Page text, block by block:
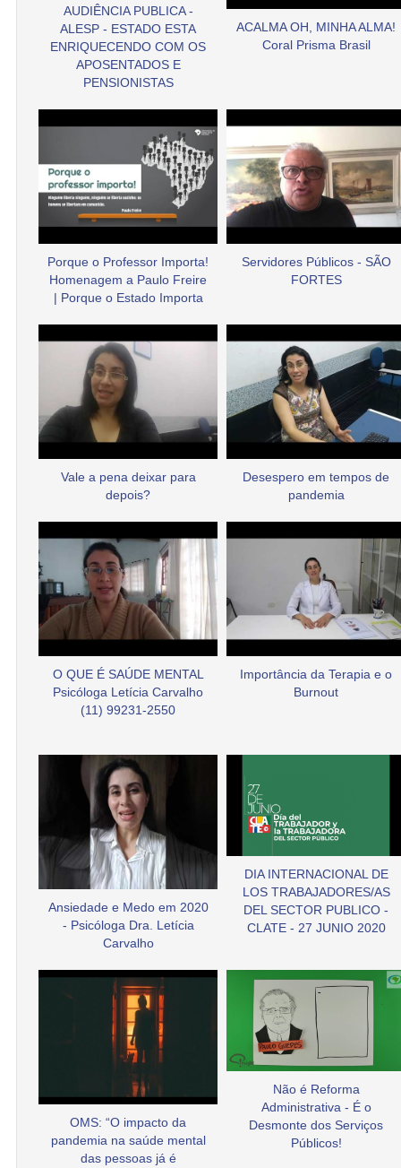
AUDIÊNCIA PUBLICA -
ALESP - ESTADO ESTA
ENRIQUECENDO COM OS
APOSENTADOS E
PENSIONISTAS
ACALMA OH, MINHA ALMA!
Coral Prisma Brasil
Porque o Professor Importa!
Homenagem a Paulo Freire
| Porque o Estado Importa
Servidores Públicos - SÃO
FORTES
Vale a pena deixar para
depois?
Desespero em tempos de
pandemia
O QUE É SAÚDE MENTAL
Psicóloga Letícia Carvalho
(11) 99231-2550
Importância da Terapia e o
Burnout
Ansiedade e Medo em 2020
- Psicóloga Dra. Letícia
Carvalho
DIA INTERNACIONAL DE
LOS TRABAJADORES/AS
DEL SECTOR PUBLICO -
CLATE - 27 JUNIO 2020
OMS: “O impacto da
pandemia na saúde mental
das pessoas já é
Não é Reforma
Administrativa - É o
Desmonte dos Serviços
Públicos!